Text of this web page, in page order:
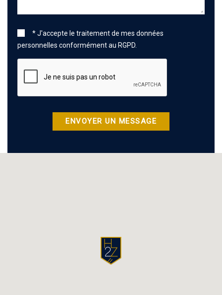
* J'accepte le traitement de mes données
personnelles conformément au RGPD.